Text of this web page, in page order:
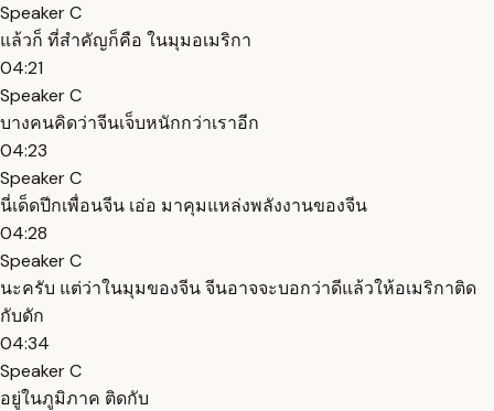
Speaker C
แล้วก็ ที่สำคัญก็คือ ในมุมอเมริกา
04:21
Speaker C
บางคนคิดว่าจีนเจ็บหนักกว่าเราอีก
04:23
Speaker C
นี่เด็ดปีกเพื่อนจีน เอ่อ มาคุมแหล่งพลังงานของจีน
04:28
Speaker C
นะครับ แต่ว่าในมุมของจีน จีนอาจจะบอกว่าดีแล้วให้อเมริกาติด
กับดัก
04:34
Speaker C
อยู่ในภูมิภาค ติดกับ